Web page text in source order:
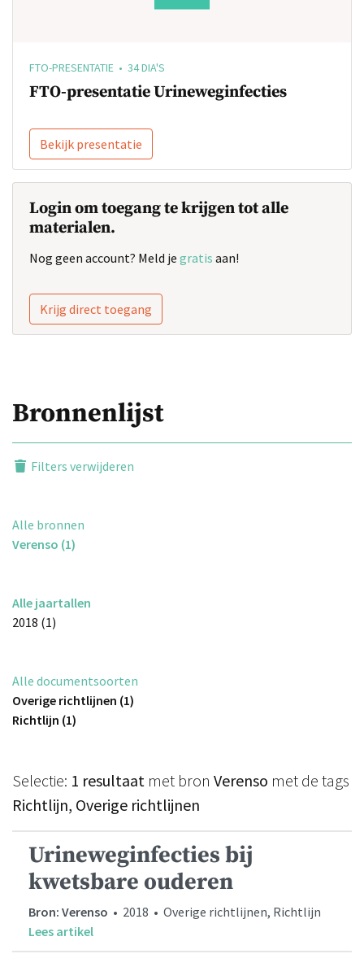
FTO-PRESENTATIE • 34 DIA'S
FTO-presentatie Urineweginfecties
Bekijk presentatie
Login om toegang te krijgen tot alle
materialen.
Nog geen account? Meld je gratis aan!
Krijg direct toegang
Bronnenlijst
Filters verwijderen
Alle bronnen
Verenso (1)
Alle jaartallen
2018 (1)
Alle documentsoorten
Overige richtlijnen (1)
Richtlijn (1)
Selectie: 1 resultaat met bron Verenso met de tags
Richtlijn, Overige richtlijnen
Urineweginfecties bij
kwetsbare ouderen
Bron: Verenso • 2018 • Overige richtlijnen, Richtlijn
Lees artikel